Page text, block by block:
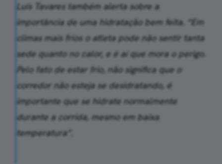
Luís Tavares também alerta sobre a
importância de uma hidratação bem feita. “Em
climas mais frios o atleta pode não sentir tanta
sede quanto no calor, e é aí que mora o perigo.
Pelo fato de estar frio, não significa que o
corredor não esteja se desidratando, é
importante que se hidrate normalmente
durante a corrida, mesmo em baixa
temperatura”.